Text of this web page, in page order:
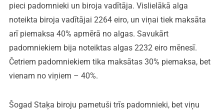
pieci padomnieki un biroja vadītāja. Vislielākā alga
noteikta biroja vadītājai 2264 eiro, un viņai tiek maksāta
arī piemaksa 40% apmērā no algas. Savukārt
padomniekiem bija noteiktas algas 2232 eiro mēnesī.
Četriem padomniekiem tika maksātas 30% piemaksa, bet
vienam no viņiem – 40%.
Šogad Staķa biroju pametuši trīs padomnieki, bet viņu